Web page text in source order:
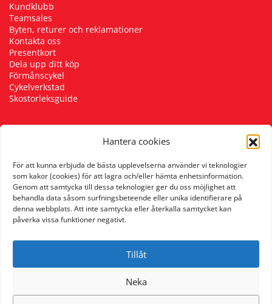
Hantera cookies
För att kunna erbjuda de bästa upplevelserna använder vi teknologier
som kakor (cookies) för att lagra och/eller hämta enhetsinformation.
Genom att samtycka till dessa teknologier ger du oss möjlighet att
behandla data såsom surfningsbeteende eller unika identifierare på
denna webbplats. Att inte samtycka eller återkalla samtycket kan
påverka vissa funktioner negativt.
Tillåt
Neka
Kundklubb
Teamsales
Byten, returer och reklamationer
Kontakta oss
Presentkort
Dela upp ditt köp
Förmånscykel
Cykelverkstad
Skostorleksguide